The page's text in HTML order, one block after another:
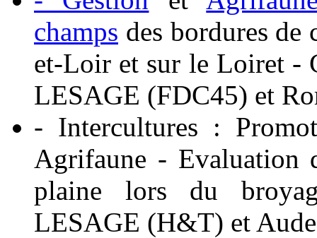
champs des bordures de
et-Loir et sur le Loiret -
LESAGE (FDC45) et
- Intercultures :
Agrifaune - Evaluation
plaine lors du
LESAGE (H&T) et